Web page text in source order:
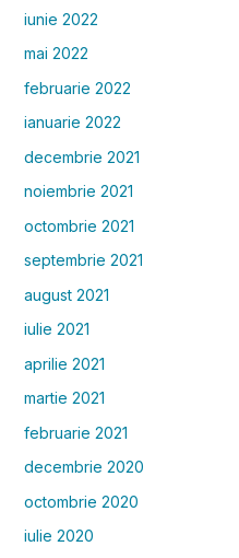
iunie 2022
mai 2022
februarie 2022
ianuarie 2022
decembrie 2021
noiembrie 2021
octombrie 2021
septembrie 2021
august 2021
iulie 2021
aprilie 2021
martie 2021
februarie 2021
decembrie 2020
octombrie 2020
iulie 2020